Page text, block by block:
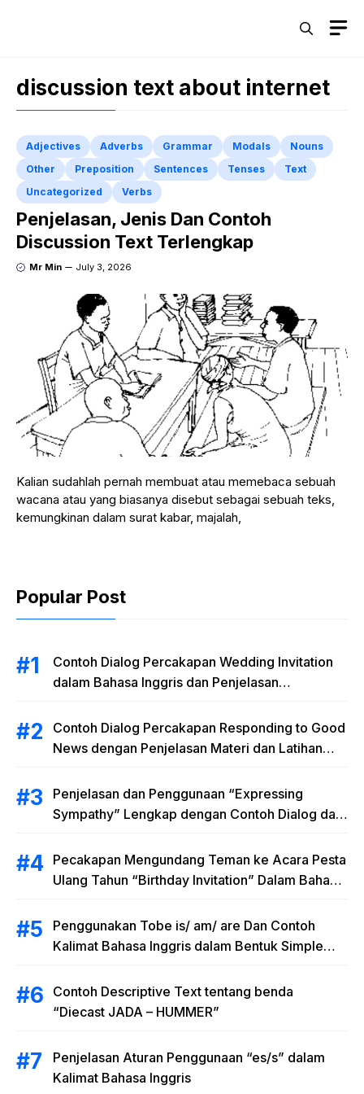
discussion text about internet
Adjectives Adverbs Grammar Modals
Nouns
Other
Preposition Sentences Tenses
Text
Uncategorized
Verbs
Penjelasan, Jenis Dan Contoh
Discussion Text Terlengkap
Mr Min July 3, 2026
Kalian sudahlah pernah membuat atau memebaca sebuah
wacana atau yang biasanya disebut sebagai sebuah teks,
kemungkinan dalam surat kabar, majalah,
Popular Post
Contoh Dialog Percakapan Wedding Invitation
dalam Bahasa Inggris dan Penjelasan
Contoh Dialog Percakapan Responding to Good
News dengan Penjelasan Materi dan Latihan
Penjelasan dan Penggunaan “Expressing
Sympathy” Lengkap dengan Contoh Dialog dan
Pecakapan Mengundang Teman ke Acara Pesta
Ulang Tahun “Birthday Invitation” Dalam Bahasa
Penggunakan Tobe is/ am/ are Dan Contoh
Kalimat Bahasa Inggris dalam Bentuk Simple
Contoh Descriptive Text tentang benda
“Diecast JADA – HUMMER”
Penjelasan Aturan Penggunaan “es/s” dalam
Kalimat Bahasa Inggris